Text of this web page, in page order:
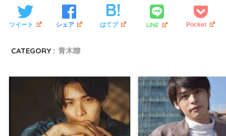
ツイート シェア はてブ LINE Pocket
CATEGORY : 青木瞭